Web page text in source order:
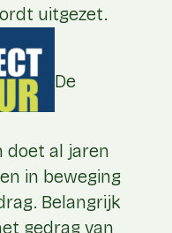
uitgezet.
De
doet al jaren
in beweging
Belangrijk
gedrag van